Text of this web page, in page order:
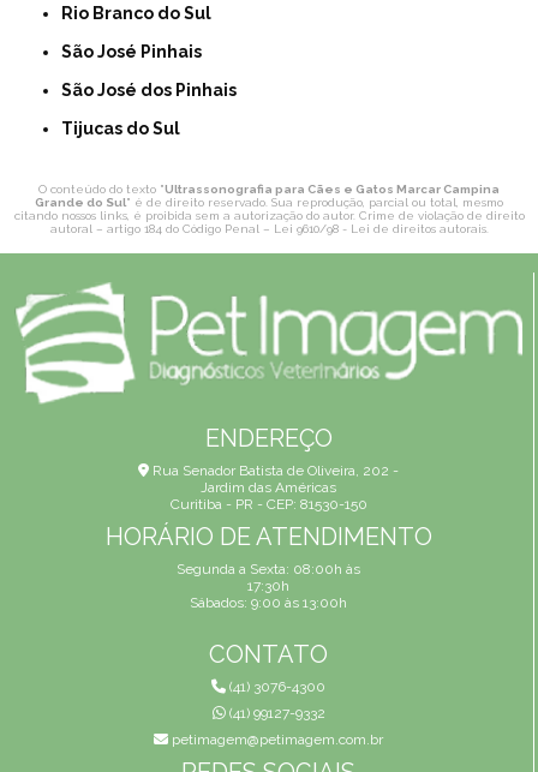
Rio Branco do Sul
São José Pinhais
São José dos Pinhais
Tijucas do Sul
O conteúdo do texto "Ultrassonografia para Cães e Gatos Marcar Campina
Grande do Sul" é de direito reservado. Sua reprodução, parcial ou total, mesmo
citando nossos links, é proibida sem a autorização do autor. Crime de violação de direito
autoral – artigo 184 do Código Penal – Lei 9610/98 - Lei de direitos autorais.
ENDEREÇO
Rua Senador Batista de Oliveira, 202 -
Jardim das Américas
Curitiba - PR - CEP: 81530-150
HORÁRIO DE ATENDIMENTO
Segunda a Sexta: 08:00h às
17:30h
Sábados: 9:00 às 13:00h
CONTATO
(41) 3076-4300
(41) 99127-9332
petimagem@petimagem.com.br